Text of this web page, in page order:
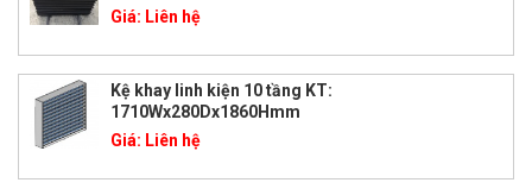
Giá: Liên hệ
Kệ khay linh kiện 10 tầng KT:
1710Wx280Dx1860Hmm
Giá: Liên hệ